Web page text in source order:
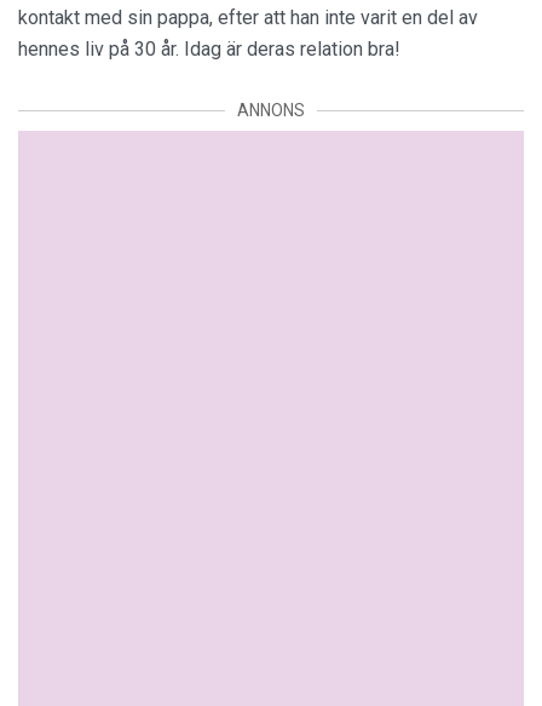
kontakt med sin pappa, efter att han inte varit en del av
hennes liv på 30 år. Idag är deras relation bra!
ANNONS